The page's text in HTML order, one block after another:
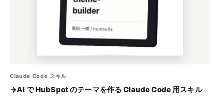
Claude Code スキル
→AI で HubSpot のテーマを作る Claude Code 用スキル